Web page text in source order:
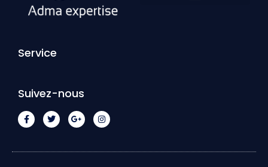
Service
Suivez-nous